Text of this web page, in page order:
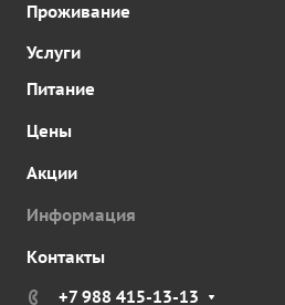
Проживание
Услуги
Питание
Цены
Акции
Информация
Контакты
+7 988 415-13-13